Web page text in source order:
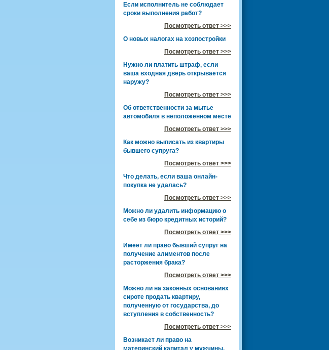
Если исполнитель не соблюдает
сроки выполнения работ?
Посмотреть ответ >>>
О новых налогах на хозпостройки
Посмотреть ответ >>>
Нужно ли платить штраф, если
ваша входная дверь открывается
наружу?
Посмотреть ответ >>>
Об ответственности за мытье
автомобиля в неположенном месте
Посмотреть ответ >>>
Как можно выписать из квартиры
бывшего супруга?
Посмотреть ответ >>>
Что делать, если ваша онлайн-
покупка не удалась?
Посмотреть ответ >>>
Можно ли удалить информацию о
себе из бюро кредитных историй?
Посмотреть ответ >>>
Имеет ли право бывший супруг на
получение алиментов после
расторжения брака?
Посмотреть ответ >>>
Можно ли на законных основаниях
сироте продать квартиру,
полученную от государства, до
вступления в собственность?
Посмотреть ответ >>>
Возникает ли право на
материнский капитал у мужчины,